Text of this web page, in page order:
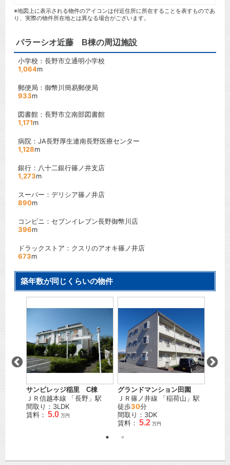
※地図上に表示される物件のアイコンは付近住所に所在することを表すものであ
り、実際の物件所在地とは異なる場合がございます。
パラーシオ近藤 B棟の周辺施設
小学校：長野市立通明小学校
1,064m
郵便局：御幣川簡易郵便局
933m
図書館：長野市立南部図書館
1,171m
病院：JA長野厚生連南長野医療センター
1,128m
銀行：八十二銀行篠ノ井支店
1,273m
スーパー：デリシア篠ノ井店
890m
コンビニ：セブンイレブン長野御幣川店
396m
ドラックストア：クスリのアオキ篠ノ井店
673m
築年数が同じくらいの物件
サンビレッジ稲里 C棟
ＪＲ信越本線 「長野 」駅
間取り：3LDK
賃料： 5.0 万円
グランドマンション田園
ＪＲ篠ノ井線 「稲荷山 」駅
徒歩30分
間取り：3DK
賃料： 5.2 万円